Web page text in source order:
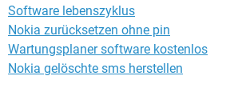
Software lebenszyklus
Nokia zurücksetzen ohne pin
Wartungsplaner software kostenlos
Nokia gelöschte sms herstellen